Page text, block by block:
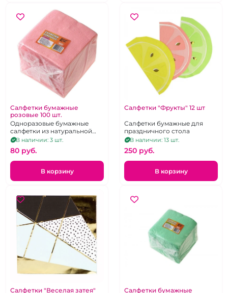
Салфетки бумажные
розовые 100 шт.
Одноразовые бумажные
салфетки из натуральной
целюллозы розового цвета.
22 Х 22 см. 100 шт.
В наличии: 3 шт.
80 pуб.
В корзину
Салфетки "Фрукты" 12 шт
Салфетки бумажные для
праздничного стола
В наличии: 13 шт.
250 pуб.
В корзину
Салфетки "Веселая затея" Салфетки бумажные